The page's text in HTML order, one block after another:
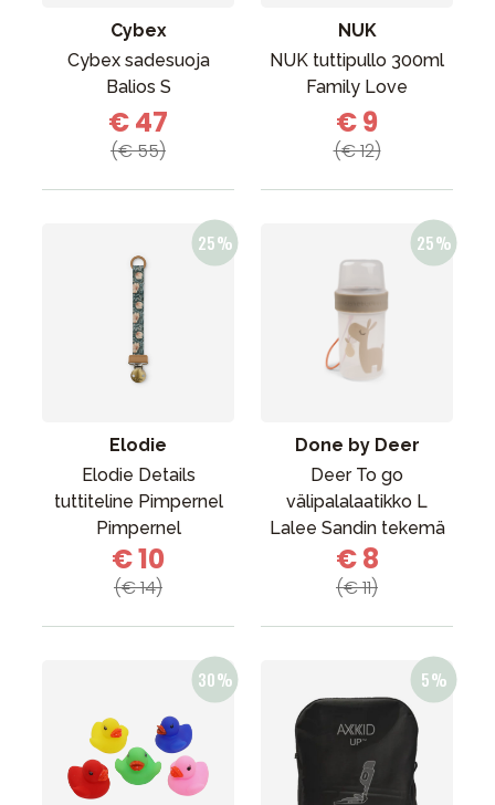
Cybex
Cybex sadesuoja
Balios S
€ 47
(€ 55)
NUK
NUK tuttipullo 300ml
Family Love
€ 9
(€ 12)
Elodie
Elodie Details
tuttiteline Pimpernel
Pimpernel
€ 10
(€ 14)
Done by Deer
Deer To go
välipalalaatikko L
Lalee Sandin tekemä
€ 8
(€ 11)